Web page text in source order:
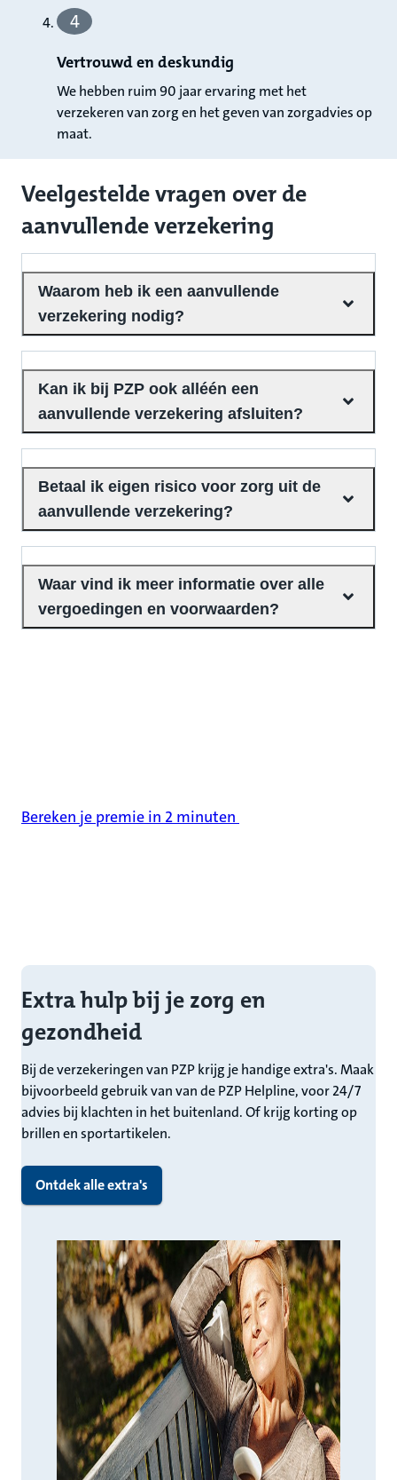
4
Vertrouwd en deskundig
We hebben ruim 90 jaar ervaring met het
verzekeren van zorg en het geven van zorgadvies op
maat.
Veelgestelde vragen over de
aanvullende verzekering
Waarom heb ik een aanvullende
verzekering nodig?
Kan ik bij PZP ook alléén een
aanvullende verzekering afsluiten?
Betaal ik eigen risico voor zorg uit de
aanvullende verzekering?
Waar vind ik meer informatie over alle
vergoedingen en voorwaarden?
Bereken je premie in 2 minuten
Extra hulp bij je zorg en
gezondheid
Bij de verzekeringen van PZP krijg je handige extra's. Maak
bijvoorbeeld gebruik van van de PZP Helpline, voor 24/7
advies bij klachten in het buitenland. Of krijg korting op
brillen en sportartikelen.
Ontdek alle extra's